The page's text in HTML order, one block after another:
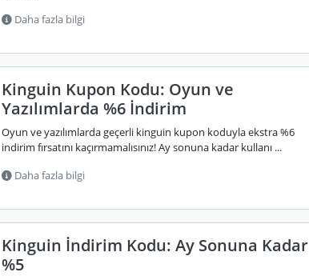
Daha fazla bilgi
Kinguin Kupon Kodu: Oyun ve
Yazılımlarda %6 İndirim
Oyun ve yazılımlarda geçerli kinguin kupon koduyla ekstra %6
indirim fırsatını kaçırmamalısınız! Ay sonuna kadar kullanı ...
Daha fazla bilgi
Kinguin İndirim Kodu: Ay Sonuna Kadar
%5